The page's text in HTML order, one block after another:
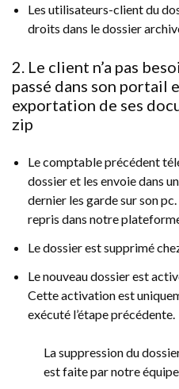
Les utilisateurs-client du
droits dans le dossier
2. Le client n’a pas
passé dans son portail
exportation de ses
zip
Le comptable précédent
dossier et les envoie dans
dernier les garde sur son
repris dans notre
Le dossier est supprimé
Le nouveau dossier est
Cette activation est
exécuté l’étape précédente.
La suppression du
est faite par notre